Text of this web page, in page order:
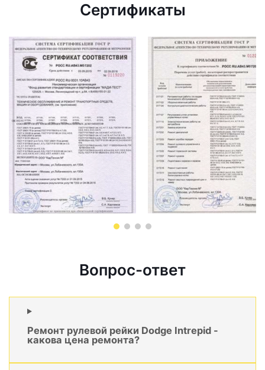
Сертификаты
Вопрос-ответ
Ремонт рулевой рейки Dodge Intrepid -
какова цена ремонта?